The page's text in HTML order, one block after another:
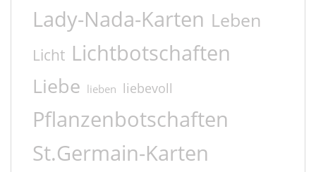
Lady-Nada-Karten Leben
Licht Lichtbotschaften
Liebe lieben liebevoll
Pflanzenbotschaften
St.Germain-Karten